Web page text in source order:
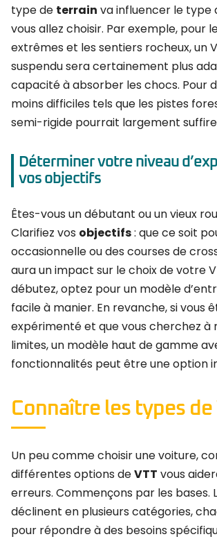
type de terrain va influencer le type
vous allez choisir. Par exemple, pour
extrêmes et les sentiers rocheux, un
suspendu sera certainement plus
capacité à absorber les chocs. Pour
moins difficiles tels que les pistes
semi-rigide pourrait largement
Déterminer votre niveau
vos objectifs
Êtes-vous un débutant ou un vieux
Clarifiez vos objectifs: que ce soit
occasionnelle ou des courses de
aura un impact sur le choix de votre
débutez, optez pour un modèle
facile à manier. En revanche, si vous
expérimenté et que vous cherchez à
limites, un modèle haut de gamme
fonctionnalités peut être une option
Connaître les types de
Un peu comme choisir une voiture,
différentes options deVTT vous
erreurs. Commençons par les bases.
déclinent en plusieurs catégories,
pour répondre à des besoins